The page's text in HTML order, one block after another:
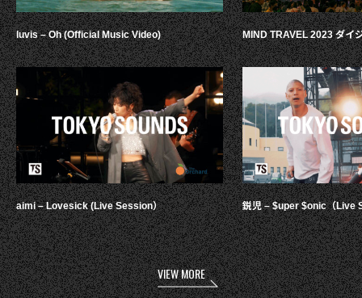
luvis – Oh (Official Music Video)
aimi – Lovesick (Live Session）
MIND TRAVEL 2023 ダイ
鋭児 – $uper $onic（Live
VIEW MORE